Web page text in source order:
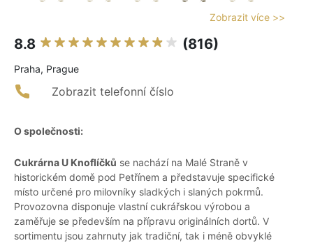
Zobrazit více >>
8.8 (816)
Praha, Prague
Zobrazit telefonní číslo
O společnosti:
Cukrárna U Knoflíčků se nachází na Malé Straně v
historickém domě pod Petřínem a představuje specifické
místo určené pro milovníky sladkých i slaných pokrmů.
Provozovna disponuje vlastní cukrářskou výrobou a
zaměřuje se především na přípravu originálních dortů. V
sortimentu jsou zahrnuty jak tradiční, tak i méně obvyklé